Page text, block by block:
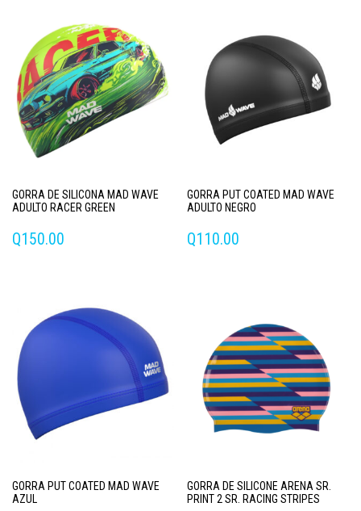
GORRA DE SILICONA MAD WAVE
ADULTO RACER GREEN
Q150.00
GORRA PUT COATED MAD WAVE
ADULTO NEGRO
Q110.00
GORRA PUT COATED MAD WAVE
AZUL
GORRA DE SILICONE ARENA SR.
PRINT 2 SR. RACING STRIPES